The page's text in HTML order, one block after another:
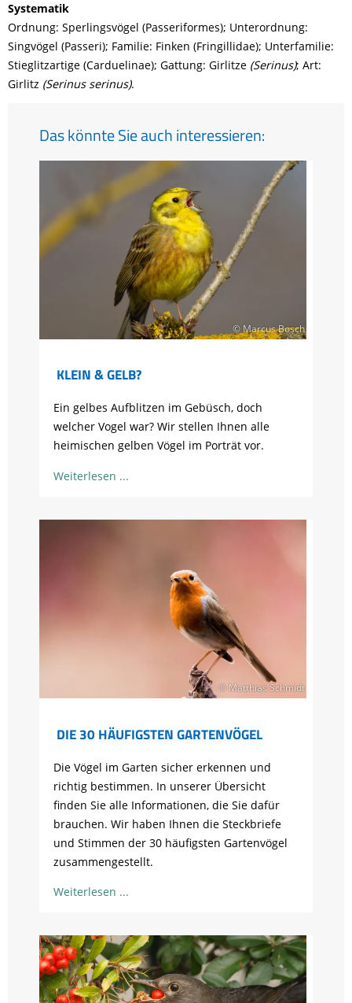
Systematik
Ordnung: Sperlingsvögel (Passeriformes); Unterordnung:
Singvögel (Passeri); Familie: Finken (Fringillidae); Unterfamilie:
Stieglitzartige (Carduelinae); Gattung: Girlitze (Serinus); Art:
Girlitz (Serinus serinus).
Das könnte Sie auch interessieren:
© Marcus Bosch
KLEIN & GELB?
Ein gelbes Aufblitzen im Gebüsch, doch
welcher Vogel war? Wir stellen Ihnen alle
heimischen gelben Vögel im Porträt vor.
Weiterlesen
© Matthias Schmidt
DIE 30 HÄUFIGSTEN GARTENVÖGEL
Die Vögel im Garten sicher erkennen und
richtig bestimmen. In unserer Übersicht
finden Sie alle Informationen, die Sie dafür
brauchen. Wir haben Ihnen die Steckbriefe
und Stimmen der 30 häufigsten Gartenvögel
zusammengestellt.
Weiterlesen